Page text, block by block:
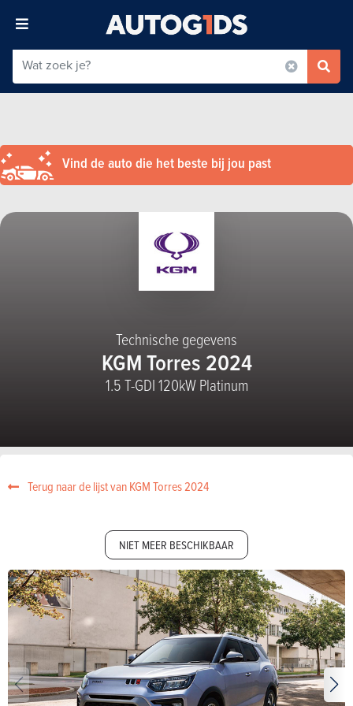
Vind de auto die het beste bij jou past
Technische gegevens
KGM Torres 2024
1.5 T-GDI 120kW Platinum
Terug naar de lijst van KGM Torres 2024
NIET MEER BESCHIKBAAR